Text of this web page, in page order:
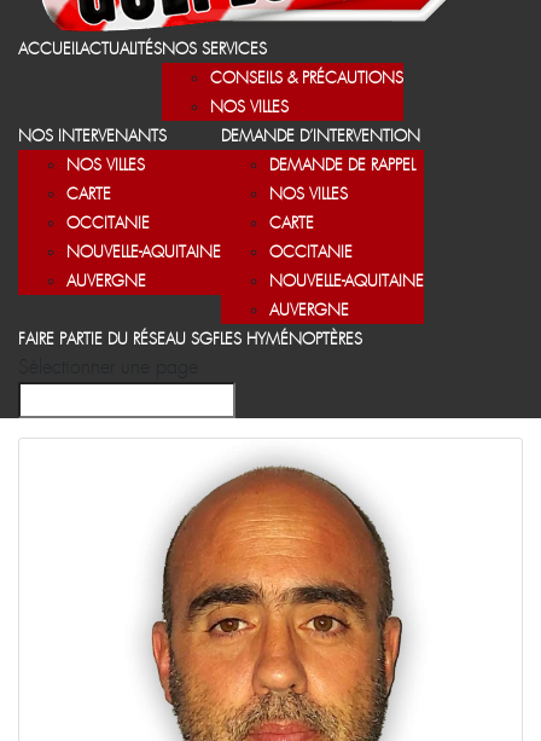
ACCUEILACTUALITÉSNOS SERVICES
CONSEILS & PRÉCAUTIONS
NOS VILLES
NOS INTERVENANTS
NOS VILLES
CARTE
OCCITANIE
NOUVELLE-AQUITAINE
AUVERGNE
DEMANDE D’INTERVENTION
DEMANDE DE RAPPEL
NOS VILLES
CARTE
OCCITANIE
NOUVELLE-AQUITAINE
AUVERGNE
FAIRE PARTIE DU RÉSEAU SGFLES HYMÉNOPTÈRES